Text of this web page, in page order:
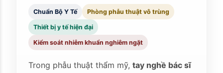
Chuẩn Bộ Y Tế Phòng phẫu thuật vô trùng
Thiết bị y tế hiện đại
Kiểm soát nhiễm khuẩn nghiêm ngặt
Trong phẫu thuật thẩm mỹ,tay nghề bác sĩ